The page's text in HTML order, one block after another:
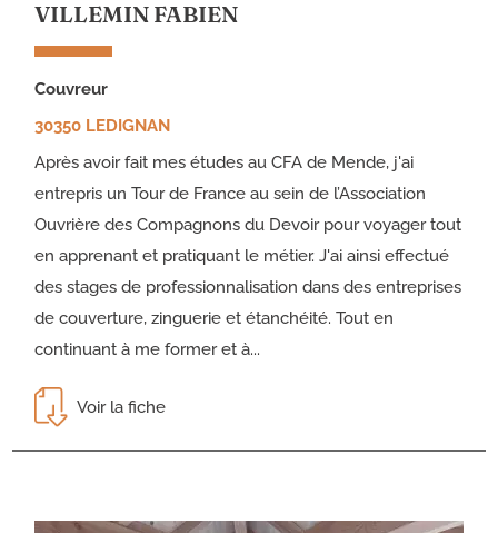
VILLEMIN FABIEN
couvreur
30350 LEDIGNAN
Après avoir fait mes études au CFA de Mende, j'ai
entrepris un Tour de France au sein de l’Association
Ouvrière des Compagnons du Devoir pour voyager tout
en apprenant et pratiquant le métier. J'ai ainsi effectué
des stages de professionnalisation dans des entreprises
de couverture, zinguerie et étanchéité. Tout en
continuant à me former et à...
Voir la fiche